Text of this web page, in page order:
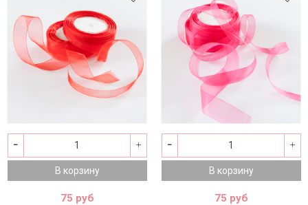
В корзину
75 руб
В корзину
75 руб